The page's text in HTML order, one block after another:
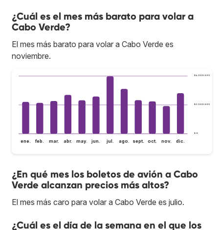
¿Cuál es el mes más barato para volar a
Cabo Verde?
El mes más barato para volar a Cabo Verde es
noviembre.
$ 0
$ 2.000.000
$ 4.000.000
ene. feb. mar. abr. may. jun. jul. ago. sept. oct. nov. dic.
¿En qué mes los boletos de avión a Cabo
Verde alcanzan precios más altos?
El mes más caro para volar a Cabo Verde es julio.
¿Cuál es el día de la semana en el que los